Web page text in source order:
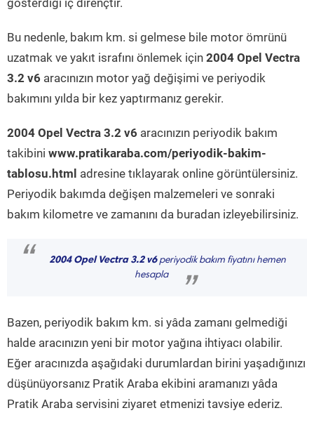
gösterdiği iç dirençtir.
Bu nedenle, bakım km. si gelmese bile motor ömrünü
uzatmak ve yakıt israfını önlemek için 2004 Opel Vectra
3.2 v6 aracınızın motor yağ değişimi ve periyodik
bakımını yılda bir kez yaptırmanız gerekir.
2004 Opel Vectra 3.2 v6 aracınızın periyodik bakım
takibini www.pratikaraba.com/periyodik-bakim-
tablosu.html adresine tıklayarak online görüntülersiniz.
Periyodik bakımda değişen malzemeleri ve sonraki
bakım kilometre ve zamanını da buradan izleyebilirsiniz.
“ 2004 Opel Vectra 3.2 v6periyodik bakım fiyatını hemen
hesapla
”
Bazen, periyodik bakım km. si yâda zamanı gelmediği
halde aracınızın yeni bir motor yağına ihtiyacı olabilir.
Eğer aracınızda aşağıdaki durumlardan birini yaşadığınızı
düşünüyorsanız Pratik Araba ekibini aramanızı yâda
Pratik Araba servisini ziyaret etmenizi tavsiye ederiz.